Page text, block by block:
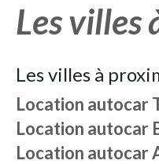
Les villes
Les villes à
Location autocar
Location autocar
Location autocar